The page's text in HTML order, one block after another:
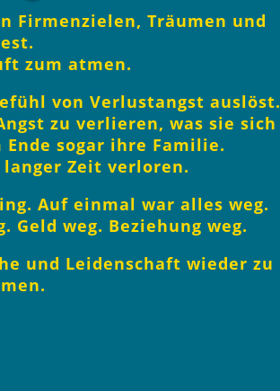
Firmenzielen, Träumen und
zum atmen.
von Verlustangst auslöst.
zu verlieren, was sie sich
sogar ihre Familie.
Zeit verloren.
Auf einmal war alles weg.
weg. Beziehung weg.
und Leidenschaft wieder zu